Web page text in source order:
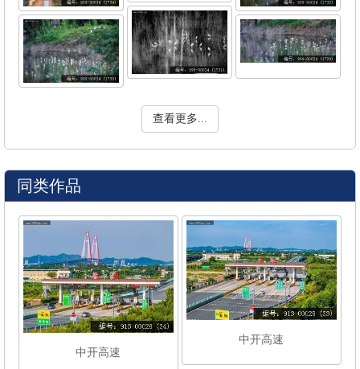
查看更多...
同类作品
中开高速
中开高速